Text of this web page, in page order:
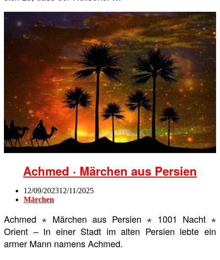
Achmed · Märchen aus Persien
12/09/202312/11/2025
Märchen
Achmed ⋆ Märchen aus Persien ⋆ 1001 Nacht ⋆
Orient – In einer Stadt im alten Persien lebte ein
armer Mann namens Achmed.